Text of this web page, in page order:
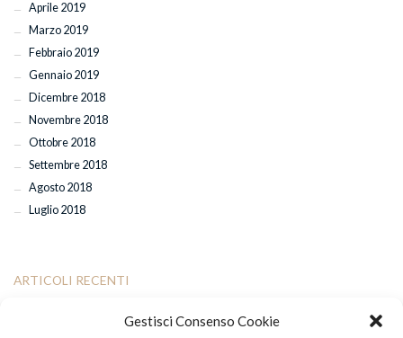
Gestisci Consenso Cookie
Aprile 2019
Marzo 2019
Febbraio 2019
Gennaio 2019
Dicembre 2018
Novembre 2018
Ottobre 2018
Settembre 2018
Agosto 2018
Luglio 2018
ARTICOLI RECENTI
Esami di fine anno: il 29 e 30 giugno l’appuntamento con la commissione